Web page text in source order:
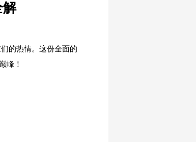
解
的热情。这份全面的
峰！